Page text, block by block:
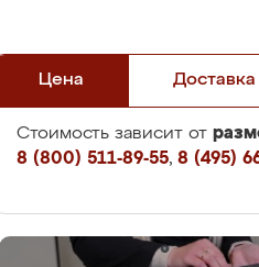
Цена Доставка
Стоимость зависит от
8 (800) 511-89-55, 8 (495)